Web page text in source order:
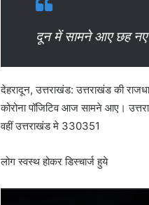
दून में सामने आए छह नए
देहरादून, उत्तराखंड: उत्तराखंड की
कोरोना पॉजिटिव आज सामने आए।
वहीं उत्तराखंड मे 330351
लोग स्वस्थ होकर डिस्चार्ज हुये